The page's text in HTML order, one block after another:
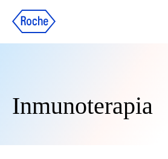
Inmunoterapia